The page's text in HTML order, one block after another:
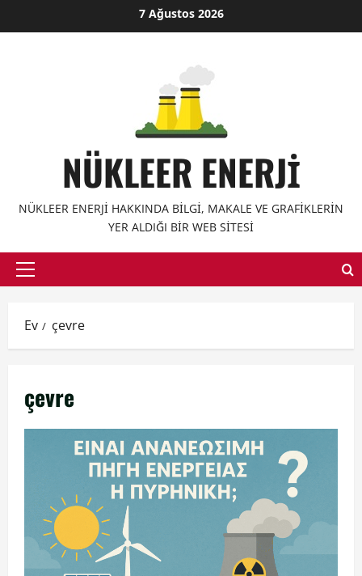
geç
7 Ağustos 2026
NÜKLEER ENERJI
NÜKLEER ENERJI HAKKINDA BILGI, MAKALE VE GRAFIKLERIN
YER ALDIĞI BIR WEB SITESI
Birincil
Ev çevre
çevre